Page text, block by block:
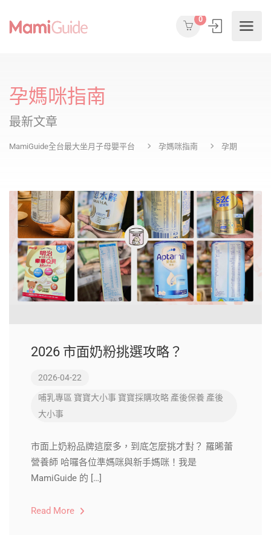
0
孕媽咪指南
最新文章
MamiGuide全台最大坐月子母嬰平台 孕媽咪指南 孕期
2026 市面奶粉挑選攻略？
2026-04-22
哺乳專區 寶寶大小事 寶寶採購攻略 產後保養 產後
大小事
市面上奶粉品牌這麼多，到底怎麼挑才對？ 羅晞蕾
營養師 哈囉各位準媽咪與新手媽咪！我是
MamiGuide 的 […]
Read More